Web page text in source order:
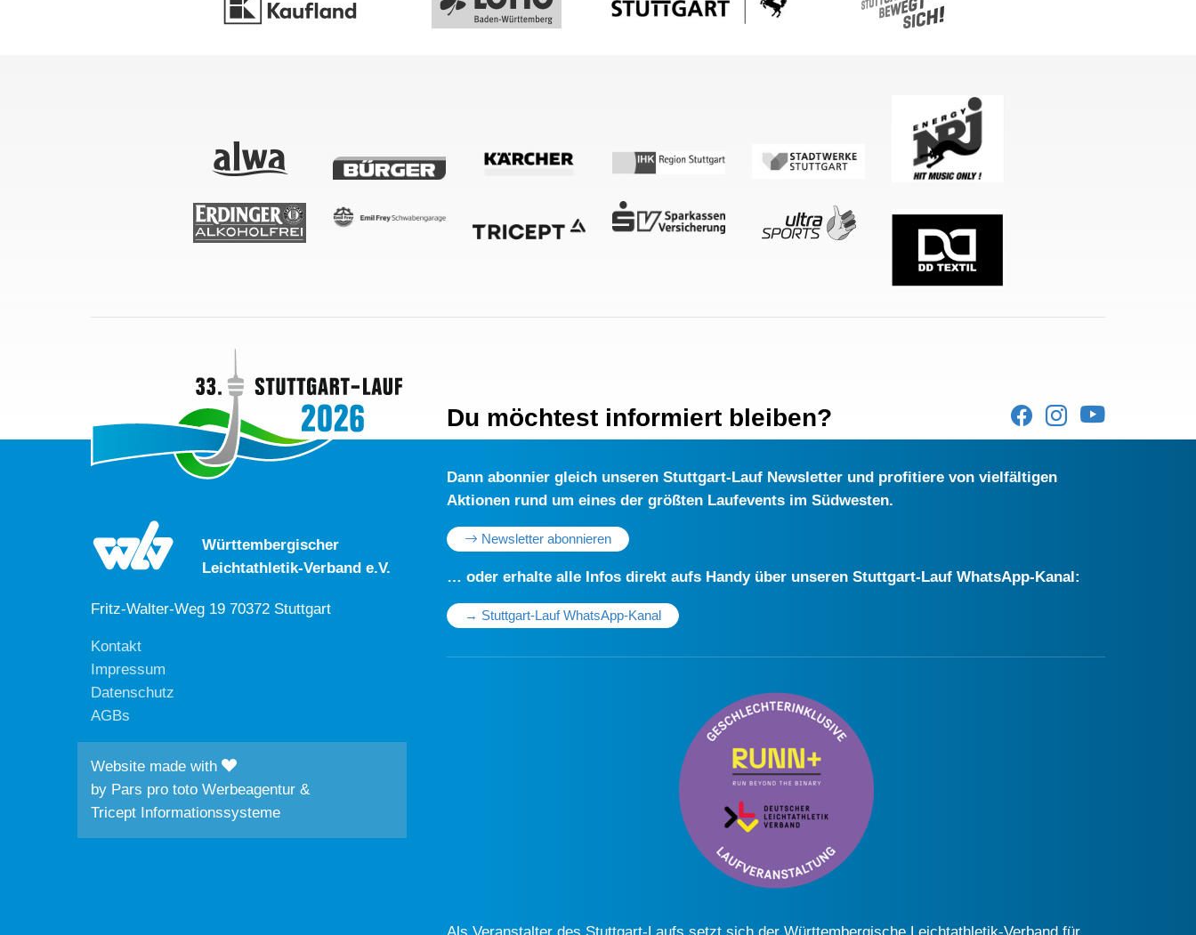
Du möchtest informiert bleiben?
Württembergischer
Leichtathletik-Verband e.V.
Fritz-Walter-Weg 19 70372 Stuttgart
Kontakt
Impressum
Datenschutz
AGBs
Website made with
by Pars pro toto Werbeagentur &
Tricept Informationssysteme
Dann abonnier gleich unseren Stuttgart-Lauf Newsletter und profitiere von vielfältigen
Aktionen rund um eines der größten Laufevents im Südwesten.
Newsletter abonnieren
… oder erhalte alle Infos direkt aufs Handy über unseren Stuttgart-Lauf WhatsApp-Kanal:
→ Stuttgart-Lauf WhatsApp-Kanal